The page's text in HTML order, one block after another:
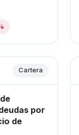
Cartera
por
de